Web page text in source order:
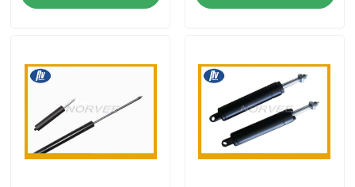
Çelik Spiral Yay
Düz Spiral Yay